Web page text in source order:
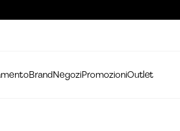
BrandNegoziPromozioniOutlet